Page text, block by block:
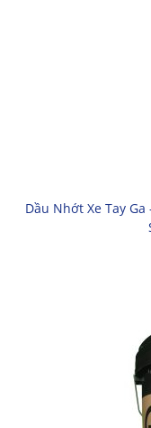
Dầu Nhớt Xe Tay Ga